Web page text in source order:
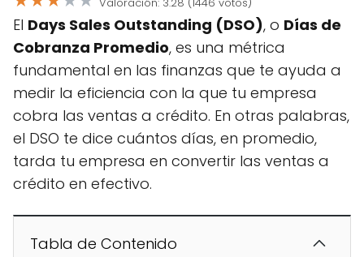
El Days Sales Outstanding (DSO), o Días de
Cobranza Promedio, es una métrica
fundamental en las finanzas que te ayuda a
medir la eficiencia con la que tu empresa
cobra las ventas a crédito. En otras palabras,
el DSO te dice cuántos días, en promedio,
tarda tu empresa en convertir las ventas a
crédito en efectivo.
Tabla de Contenido